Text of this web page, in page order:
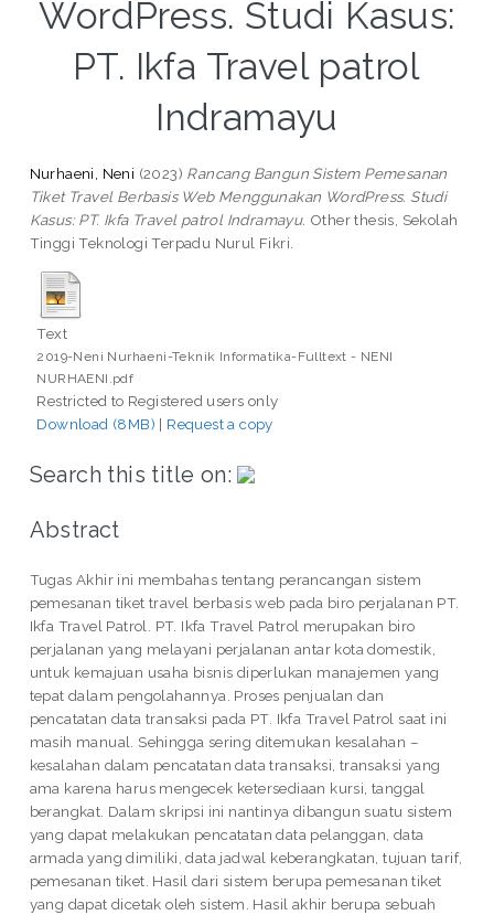
WordPress. Studi Kasus:
PT. Ikfa Travel patrol
Indramayu
Nurhaeni, Neni (2023) Rancang Bangun Sistem Pemesanan
Tiket Travel Berbasis Web Menggunakan WordPress. Studi
Kasus: PT. Ikfa Travel patrol Indramayu. Other thesis, Sekolah
Tinggi Teknologi Terpadu Nurul Fikri.
Text
2019-Neni Nurhaeni-Teknik Informatika-Fulltext - NENI
NURHAENI.pdf
Restricted to Registered users only
Download (8MB) | Request a copy
Search this title on:
Abstract
Tugas Akhir ini membahas tentang perancangan sistem
pemesanan tiket travel berbasis web pada biro perjalanan PT.
Ikfa Travel Patrol. PT. Ikfa Travel Patrol merupakan biro
perjalanan yang melayani perjalanan antar kota domestik,
untuk kemajuan usaha bisnis diperlukan manajemen yang
tepat dalam pengolahannya. Proses penjualan dan
pencatatan data transaksi pada PT. Ikfa Travel Patrol saat ini
masih manual. Sehingga sering ditemukan kesalahan –
kesalahan dalam pencatatan data transaksi, transaksi yang
ama karena harus mengecek ketersediaan kursi, tanggal
berangkat. Dalam skripsi ini nantinya dibangun suatu sistem
yang dapat melakukan pencatatan data pelanggan, data
armada yang dimiliki, data jadwal keberangkatan, tujuan tarif,
pemesanan tiket. Hasil dari sistem berupa pemesanan tiket
yang dapat dicetak oleh sistem. Hasil akhir berupa sebuah